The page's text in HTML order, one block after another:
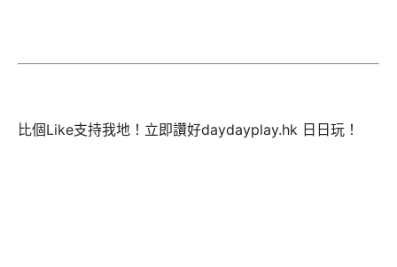
比個Like支持我地！立即讚好daydayplay.hk 日日玩！